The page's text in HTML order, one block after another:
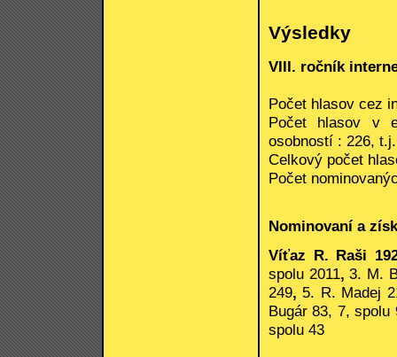
Výsledky
VIII. ročník
Počet hlasov cez
Počet hlasov v
osobností : 226,
Celkový počet
Počet
Nominovaní a
Víťaz R. Raši
spolu 2011,3. M.
249, 5. R. Madej
Bugár 83, 7, spolu
spolu 43